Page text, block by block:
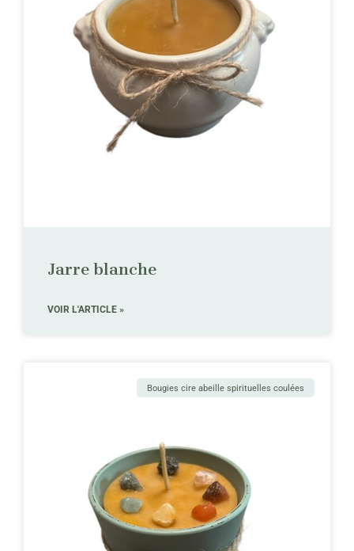
Jarre blanche
VOIR L'ARTICLE »
Bougies cire abeille spirituelles coulées